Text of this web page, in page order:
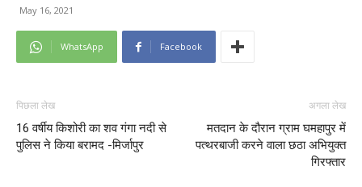
May 16, 2021
WhatsApp Facebook
पिछला लेख
16 वर्षीय किशोरी का शव गंगा नदी से
पुलिस ने किया बरामद -मिर्जापुर
अगला लेख
मतदान के दौरान ग्राम घमहापुर में
पत्थरबाजी करने वाला छठा अभियुक्त
गिरफ्तार